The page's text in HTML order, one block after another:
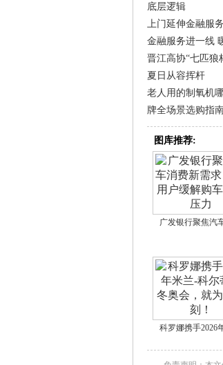
底层逻辑
上门延伸金融服
金融服务进一线
晋江高协“七匹狼
夏日从容挥杆
老人用的制氧机
牌全场景选购指
图库推荐:
广发银行聚焦汽
科罗娜携手2026